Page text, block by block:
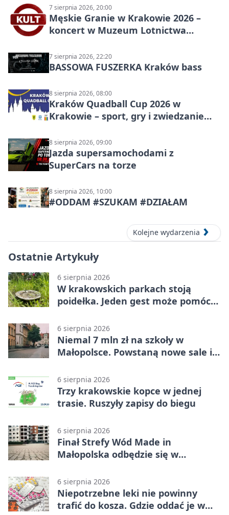
7 sierpnia 2026, 20:00
Męskie Granie w Krakowie 2026 –
koncert w Muzeum Lotnictwa
7 sierpnia 2026, 22:20
BASSOWA FUSZERKA Kraków bass
8 sierpnia 2026, 08:00
Kraków Quadball Cup 2026 w
Krakowie – sport, gry i zwiedzanie
8 sierpnia 2026, 09:00
Jazda supersamochodami z
SuperCars na torze
8 sierpnia 2026, 10:00
#ODDAM #SZUKAM #DZIAŁAM
Kolejne wydarzenia
Ostatnie Artykuły
6 sierpnia 2026
W krakowskich parkach stoją
poidełka. Jeden gest może pomóc
6 sierpnia 2026
Niemal 7 mln zł na szkoły w
Małopolsce. Powstaną nowe sale i
6 sierpnia 2026
Trzy krakowskie kopce w jednej
trasie. Ruszyły zapisy do biegu
6 sierpnia 2026
Finał Strefy Wód Made in
Małopolska odbędzie się w
6 sierpnia 2026
Niepotrzebne leki nie powinny
trafić do kosza. Gdzie oddać je w